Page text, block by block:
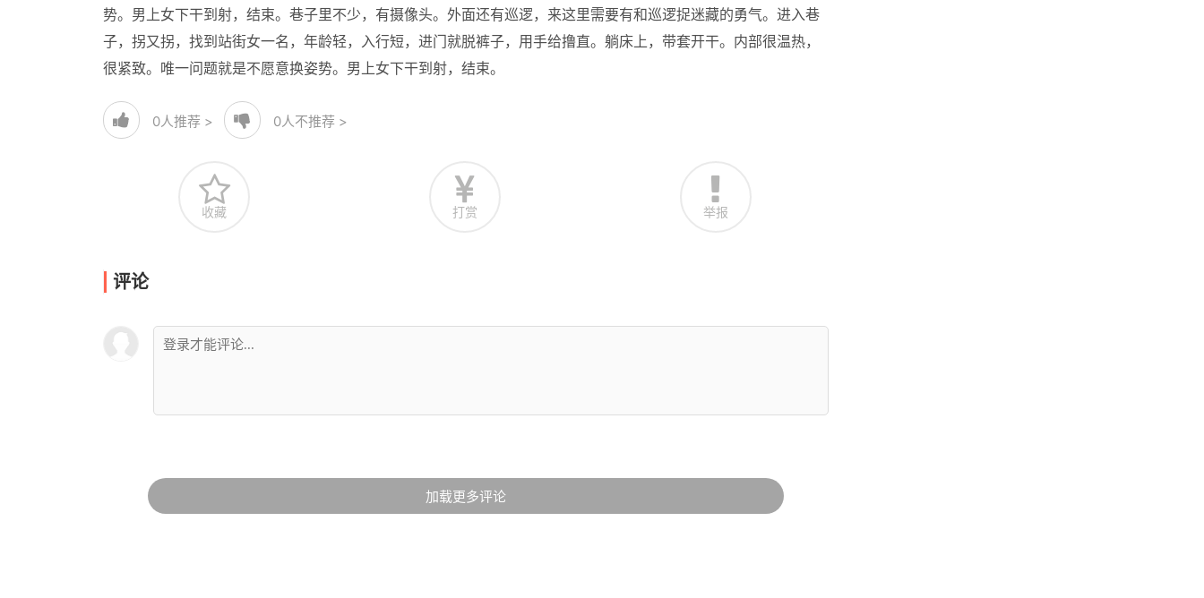
势。男上女下干到射，结束。巷子里不少，有摄像头。外面还有巡逻，来这里需要有和巡逻捉迷藏的勇气。进入巷
子，拐又拐，找到站街女一名，年龄轻，入行短，进门就脱裤子，用手给撸直。躺床上，带套开干。内部很温热，
很紧致。唯一问题就是不愿意换姿势。男上女下干到射，结束。
0人推荐 > 0人不推荐 >
收藏 打赏 举报
评论
加载更多评论